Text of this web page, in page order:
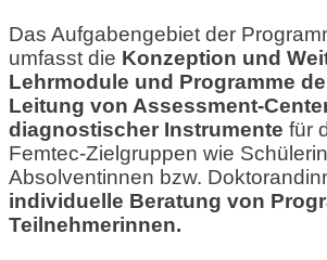
Das Aufgabengebiet der
umfasst die Konzeption und
Lehrmodule und Programme
Leitung von Assessment-
diagnostischer Instrumente für
Femtec-Zielgruppen wie
Absolventinnen bzw.
individuelle Beratung von
Teilnehmerinnen.